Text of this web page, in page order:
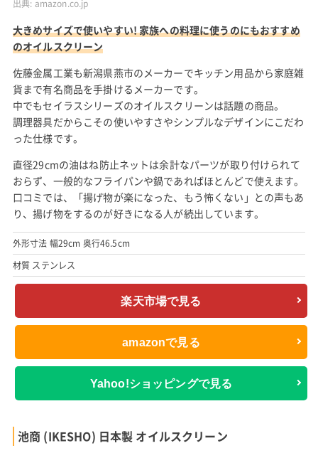
出典: amazon.co.jp
大きめサイズで使いやすい! 家族への料理に使うのにもおすすめ
のオイルスクリーン
佐藤金属工業も新潟県燕市のメーカーでキッチン用品から家庭雑
貨まで有名商品を手掛けるメーカーです。
中でもセイラスシリーズのオイルスクリーンは話題の商品。
調理器具だからこその使いやすさやシンプルなデザインにこだわ
った仕様です。
直径29cmの油はね防止ネットは余計なパーツが取り付けられて
おらず、一般的なフライパンや鍋であればほとんどで使えます。
口コミでは、「揚げ物が楽になった、もう怖くない」との声もあ
り、揚げ物をするのが好きになる人が続出しています。
外形寸法 幅29cm 奥行46.5cm
材質 ステンレス
楽天市場で見る
amazonで見る
Yahoo!ショッピングで見る
池商 (IKESHO) 日本製 オイルスクリーン